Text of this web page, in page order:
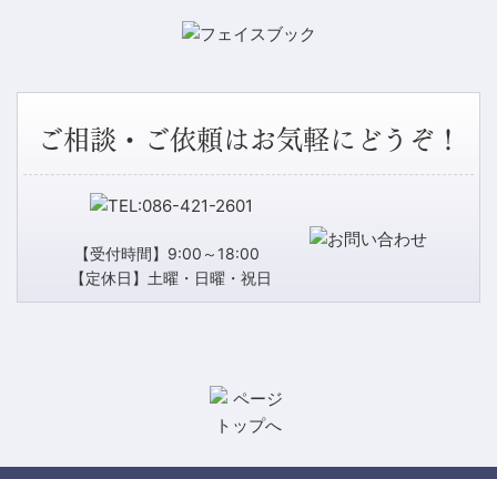
ご相談・ご依頼はお気軽にどうぞ！
【受付時間】9:00～18:00
【定休日】土曜・日曜・祝日